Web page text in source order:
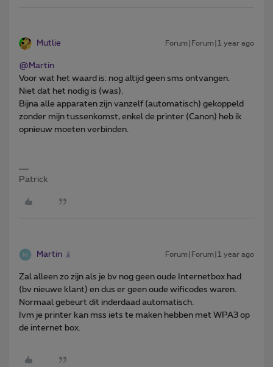
Mutlie Forum|Forum|1 year ago
@Martin
Voor wat het waard is: nog altijd geen sms ontvangen.
Niet dat het nodig is (was).
Bijna alle apparaten zijn vanzelf (automatisch) gekoppeld
zonder mijn tussenkomst, enkel de printer (Canon) heb ik
opnieuw moeten verbinden.
Patrick
Martin Forum|Forum|1 year ago
Zal alleen zo zijn als je bv nog geen oude Internetbox had
(bv nieuwe klant) en dus er geen oude wificodes waren.
Normaal gebeurt dit inderdaad automatisch.
Ivm je printer kan mss iets te maken hebben met WPA3 op
de internet box.